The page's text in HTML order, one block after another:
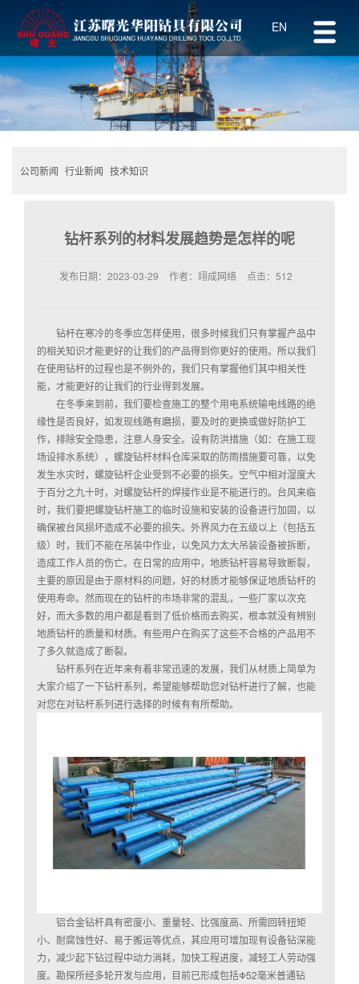
EN
公司新闻 行业新闻 技术知识
钻杆系列的材料发展趋势是怎样的呢
发布日期： 2023-03-29 作者： 翊成网络 点击： 512
钻杆在寒冷的冬季应怎样使用，很多时候我们只有掌握产品中
的相关知识才能更好的让我们的产品得到你更好的使用。所以我们
在使用钻杆的过程也是不例外的，我们只有掌握他们其中相关性
能，才能更好的让我们的行业得到发展。
在冬季来到前，我们要检查施工的整个用电系统输电线路的绝
缘性是否良好，如发现线路有磨损，要及时的更换或做好防护工
作，排除安全隐患，注意人身安全。设有防洪措施（如：在施工现
场设排水系统），螺旋钻杆材料仓库采取的防雨措施要可靠，以免
发生水灾时，螺旋钻杆企业受到不必要的损失。空气中相对湿度大
于百分之九十时，对螺旋钻杆的焊接作业是不能进行的。台风来临
时，我们要把螺旋钻杆施工的临时设施和安装的设备进行加固，以
确保被台风损坏造成不必要的损失。外界风力在五级以上（包括五
级）时，我们不能在吊装中作业，以免风力太大吊装设备被拆断，
造成工作人员的伤亡。在日常的应用中，地质钻杆容易导致断裂，
主要的原因是由于原材料的问题，好的材质才能够保证地质钻杆的
使用寿命。然而现在的钻杆的市场非常的混乱，一些厂家以次充
好，而大多数的用户都是看到了低价格而去购买，根本就没有辨别
地质钻杆的质量和材质。有些用户在购买了这些不合格的产品用不
了多久就造成了断裂。
钻杆系列在近年来有着非常迅速的发展，我们从材质上简单为
大家介绍了一下钻杆系列，希望能够帮助您对钻杆进行了解，也能
对您在对钻杆系列进行选择的时候有有所帮助。
铝合金钻杆具有密度小、重量轻、比强度高、所需回转扭矩
小、耐腐蚀性好、易于搬运等优点，其应用可增加现有设备钻深能
力，减少起下钻过程中动力消耗，加快工程进度，减轻工人劳动强
度。勘探所经多轮开发与应用，目前已形成包括Φ52毫米普通钻